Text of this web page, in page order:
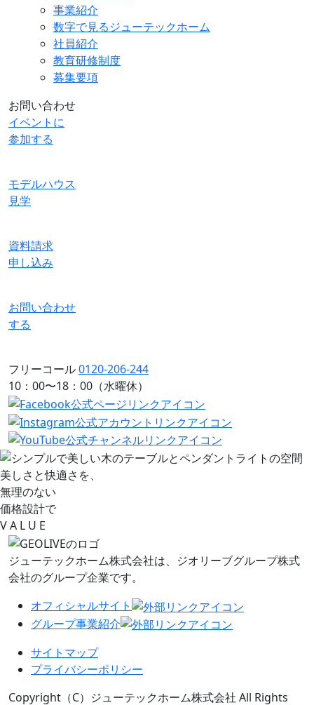
事業紹介
数字で見るジューテックホーム
社員紹介
教育研修制度
募集要項
お問い合わせ
イベントに
参加する
モデルハウス
見学
資料請求
申し込み
お問い合わせ
する
フリーコール0120-206-244
10：00〜18：00（水曜休）
美しさと快適さを、
無理のない
価格設計で
VA L U E
ジューテックホーム株式会社は、 ジオリーブグループ株式
会社のグループ企業です。
オフィシャルサイト
グループ事業紹介
サイトマップ
プライバシーポリシー
Copyright（C）ジューテックホーム株式会社 All Rights